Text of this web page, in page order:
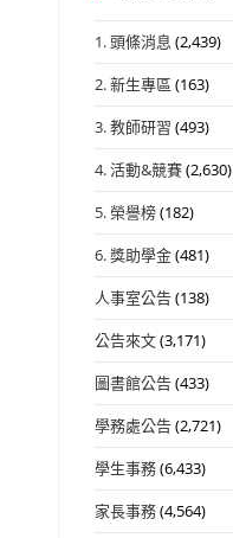
1. 頭條消息 (2,439)
2. 新生專區 (163)
3. 教師研習 (493)
4. 活動&競賽(2,630)
5. 榮譽榜(182)
6. 獎助學金(481)
人事室公告(138)
公告來文(3,171)
圖書館公告(433)
學務處公告(2,721)
學生事務(6,433)
家長事務(4,564)